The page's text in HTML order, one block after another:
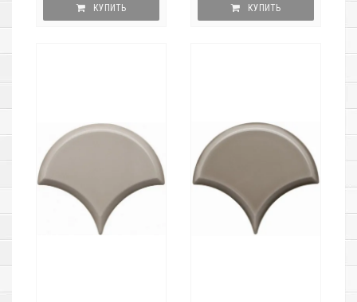
КУПИТЬ КУПИТЬ